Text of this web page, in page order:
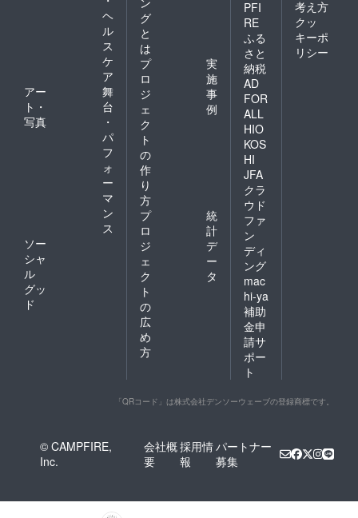
ヘ
ル
ス
ケ
ア
アー
ト・
写真
舞
台
・
パ
フ
ォ
ー
マ
ン
ス
ソー
シャ
ル
グッ
ド
グ
と
は
プ
ロ
ジ
ェ
ク
ト
の
作
り
方
実
施
事
例
プ
ロ
ジ
ェ
ク
ト
の
広
め
方
統
計
デ
ー
タ
PFI
RE
ふる
さと
納税
AD
FOR
ALL
HIO
KOS
HI
JFA
クラ
ウド
ファ
ン
ディ
ング
mac
hi-ya
補助
金申
請サ
ポー
ト
考え方
クッ
キーポ
リシー
「QRコード」は株式会社デンソーウェーブの登録商標です。
© CAMPFIRE,
Inc.
会社概
要
採用情
報
パートナー
募集